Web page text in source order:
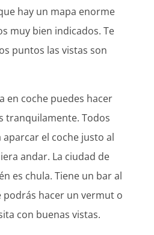
hay un mapa enorme
muy bien indicados. Te
puntos las vistas son
en coche puedes hacer
tranquilamente. Todos
el coche justo al
andar. La ciudad de
es chula. Tiene un bar al
podrás hacer un vermut o
con buenas vistas.